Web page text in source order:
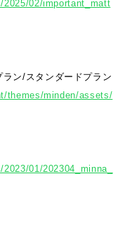
ン/スタンダードプラン
themes/minden/assets/
01/202304_minna_